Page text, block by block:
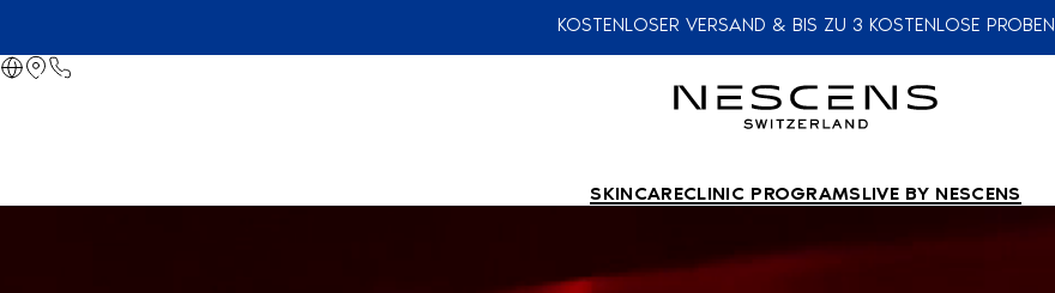
KOSTENLOSER VERSAND & BIS ZU 3 KOSTENLOSE PROBEN
SKINCARECLINIC PROGRAMSLIVE BY NESCENS